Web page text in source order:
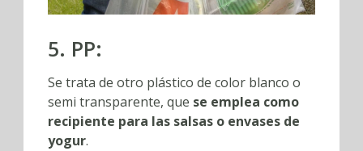
5. PP:
Se trata de otro plástico de color blanco o
semi transparente, que se emplea como
recipiente para las salsas o envases de
yogur.